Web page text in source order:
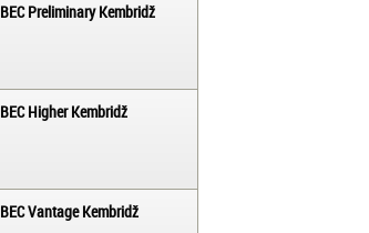
BEC Preliminary Kembridž
BEC Higher Kembridž
BEC Vantage Kembridž